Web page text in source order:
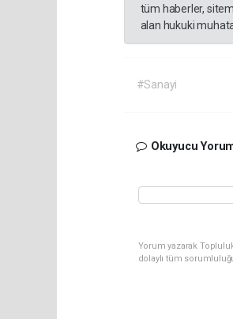
tüm haberler,
alan hukuki
#Sanayi
Okuyucu
Yorum yazarak
dolaylı tüm